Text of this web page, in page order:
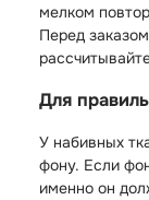
мелком
Перед
Для
У набивных
фону. Если
именно он